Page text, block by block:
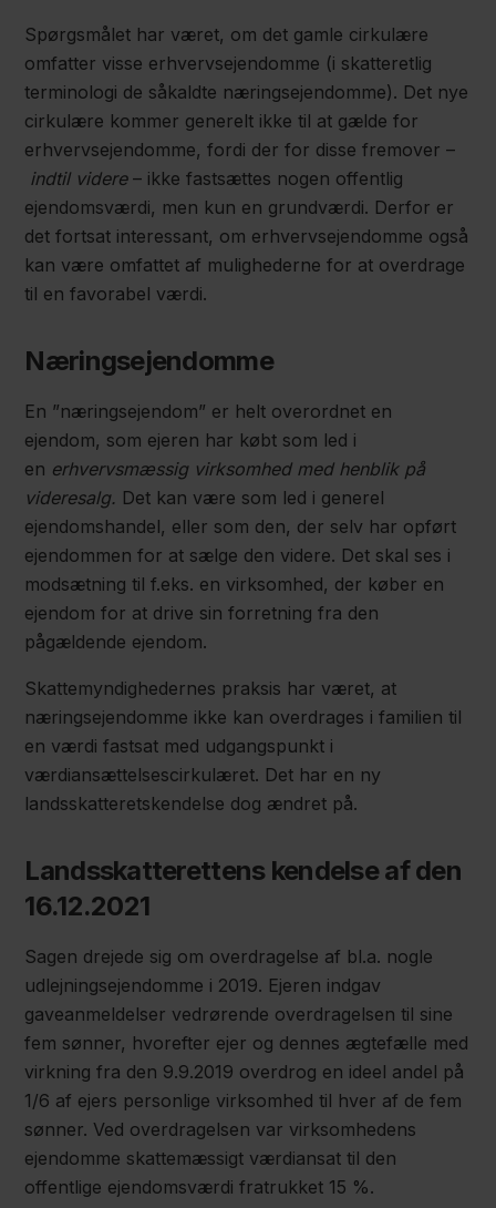
Spørgsmålet har været, om det gamle cirkulære
omfatter visse erhvervsejendomme (i skatteretlig
terminologi de såkaldte næringsejendomme). Det nye
cirkulære kommer generelt ikke til at gælde for
erhvervsejendomme, fordi der for disse fremover –
indtil videre– ikke fastsættes nogen offentlig
ejendomsværdi, men kun en grundværdi. Derfor er
det fortsat interessant, om erhvervsejendomme også
kan være omfattet af mulighederne for at overdrage
til en favorabel værdi.
Næringsejendomme
En ”næringsejendom” er helt overordnet en
ejendom, som ejeren har købt som led i
en erhvervsmæssig virksomhed med henblik på
videresalg. Det kan være som led i generel
ejendomshandel, eller som den, der selv har opført
ejendommen for at sælge den videre. Det skal ses i
modsætning til f.eks. en virksomhed, der køber en
ejendom for at drive sin forretning fra den
pågældende ejendom.
Skattemyndighedernes praksis har været, at
næringsejendomme ikke kan overdrages i familien til
en værdi fastsat med udgangspunkt i
værdiansættelsescirkulæret. Det har en ny
landsskatteretskendelse dog ændret på.
Landsskatterettens kendelse af den
16.12.2021
Sagen drejede sig om overdragelse af bl.a. nogle
udlejningsejendomme i 2019. Ejeren indgav
gaveanmeldelser vedrørende overdragelsen til sine
fem sønner, hvorefter ejer og dennes ægtefælle med
virkning fra den 9.9.2019 overdrog en ideel andel på
1/6 af ejers personlige virksomhed til hver af de fem
sønner. Ved overdragelsen var virksomhedens
ejendomme skattemæssigt værdiansat til den
offentlige ejendomsværdi fratrukket 15 %.